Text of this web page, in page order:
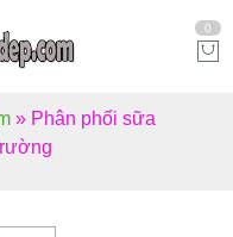
0
» Phân phối sữa